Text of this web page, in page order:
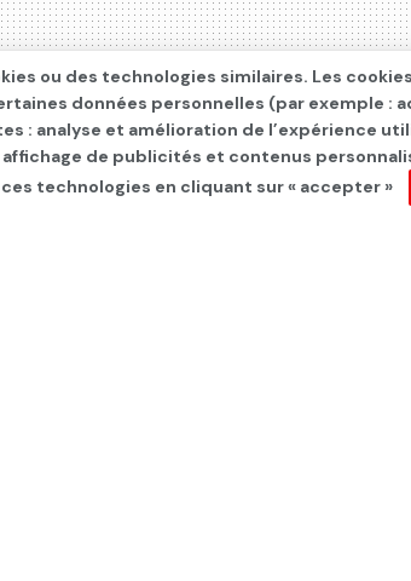
ou des technologies similaires. Les
données personnelles (par exemple :
: analyse et amélioration de l’expérience
de publicités et contenus
technologies en cliquant sur « accepter »